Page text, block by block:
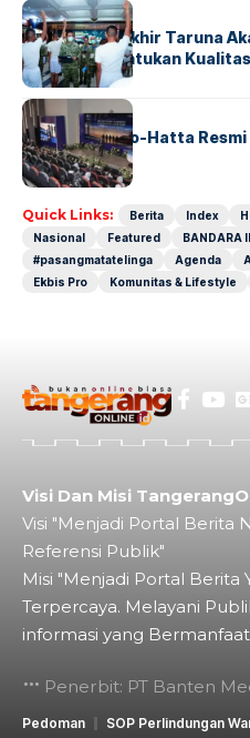
BERITA
Sidang Pantukhir Taruna
Strategis Tentukan
BANDARA BERITA
IALC Soekarno-Hatta
Dunia
Quick Links: Berita Index
Nasional
Featured
BANDARA
#pasangmatatelinga
Agenda
Ekbis Pro
Komunitas & Lifestyle
Visi Dan Misi
Visi "Menjadi Portal Berita
Referensi Publik"
Misi "Menjadi Portal Berita
Terpercaya. Melayani
informasi yang
Penerbit: PT Banten
Pedoman SOP Perlindungan